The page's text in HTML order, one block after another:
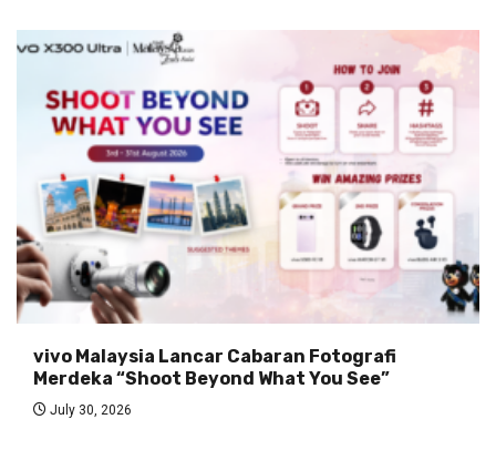
vivo Malaysia Lancar Cabaran Fotografi
Merdeka “Shoot Beyond What You See”
July 30, 2026